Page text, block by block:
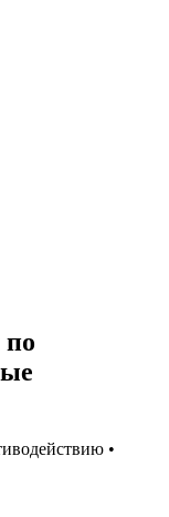
•